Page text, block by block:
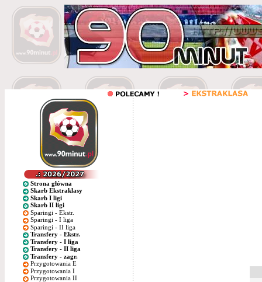
Strona główna
Skarb Ekstraklasy
Skarb I ligi
Skarb II ligi
Sparingi - Ekstr.
Sparingi - I liga
Sparingi - II liga
Transfery - Ekstr.
Transfery - I liga
Transfery - II liga
Transfery - zagr.
Przygotowania E
Przygotowania I
Przygotowania II